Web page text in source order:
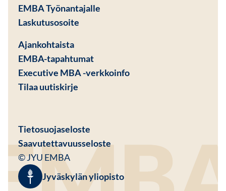
EMBA Työnantajalle
Laskutusosoite
Ajankohtaista
EMBA-tapahtumat
Executive MBA -verkkoinfo
Tilaa uutiskirje
© JYU EMBA
Tietosuojaseloste
Saavutettavuusseloste
Jyväskylän yliopisto
Avautuu uuteen ikkunaan